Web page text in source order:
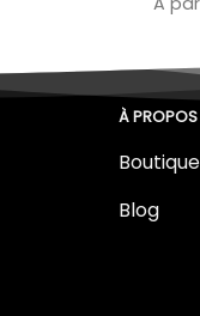
À PROPOS
Blog